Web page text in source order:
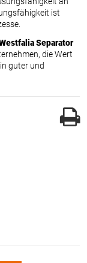
ist
Separator
die Wert
guter und